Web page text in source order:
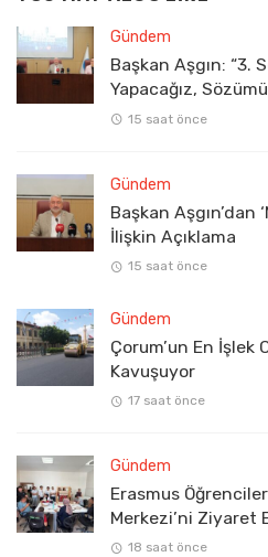
Gündem
Başkan Aşgın: “3.
Yapacağız,
15 saat önce
Gündem
Başkan Aşgın’dan
İlişkin Açıklama
15 saat önce
Gündem
Çorum’un En İşlek
Kavuşuyor
17 saat önce
Gündem
Erasmus
Merkezi’ni Ziyaret
18 saat önce